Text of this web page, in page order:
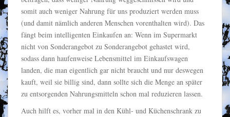
somit auch weniger Nahrung für uns produziert werden muss
(und damit nämlich anderen Menschen vorenthalten wird). Das
fängt beim intelligenten Einkaufen an: Wenn im Supermarkt
nicht von Sonderangebot zu Sonderangebot gehastet wird,
sodass dann haufenweise Lebensmittel im Einkaufswagen
landen, die man eigentlich gar nicht braucht und nur deswegen
kauft, weil sie billig sind, dann sollte sich die Menge an später
zu entsorgenden Nahrungsmitteln schon mal reduzieren lassen.
Auch hilft es, vorher mal in den Kühl- und Küchenschrank zu